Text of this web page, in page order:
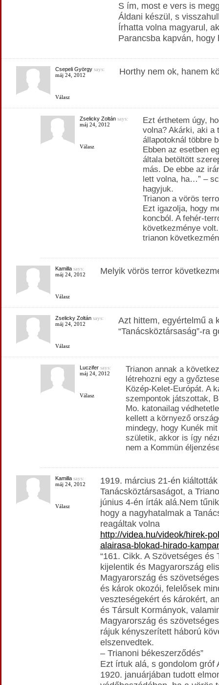
S ím, most e vers is
Áldani készül, s
Írhatta volna magyarul,
Parancsba kapván, hogy
Csepeli Györgysays:
máj 24, 2012
Válasz
Horthy nem ok, hanem
Zselicky Zoltánsays:
máj 24, 2012
Válasz
Ezt érthetem úgy,
volna? Akárki, aki a
állapotoknál többre
Ebben az esetben
általa betöltött
más. De ebbe az
lett volna, ha…” –
hagyjuk.
Trianon a vörös
Ezt igazolja, hogy
koncból. A fehér-
következménye
trianon
Kamillasays:
máj 24, 2012
Válasz
Melyik vörös terror
Zselicky Zoltánsays:
máj 24, 2012
Válasz
Azt hittem, egyértelmű a
“Tanácsköztársaság”-ra
Luczifersays:
máj 24, 2012
Válasz
Trianon annak a
létrehozni egy a
Közép-Kelet-Európát. A
szempontok játszottak,
Mo. katonailag
kellett a környező
mindegy, hogy Kunék
születik, akkor is így
nem a Kommün
Kamillasays:
máj 24, 2012
Válasz
1919. március 21-én
Tanácsköztársaságot, a
június 4-én írták alá.Nem
hogy a nagyhatalmak a
reagáltak volna
http://videa.hu/videok/hirek-
alairasa-blokad-hirado-
“161. Cikk. A Szövetséges és
kijelentik és Magyarország
Magyarország és
és károk okozói, felelősek
veszteségekért és károkért,
és Társult Kormányok,
Magyarország és
rájuk kényszerített háború
elszenvedtek.
– Trianoni békeszerződés”
Ezt írtuk alá, s gondolom gróf
1920. januárjában tudott